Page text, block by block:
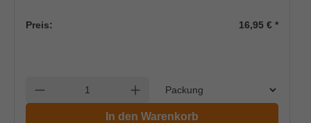
Preis: 16,95 €*
Anzahl verringern Anzahl erhöhen
In den Warenkorb